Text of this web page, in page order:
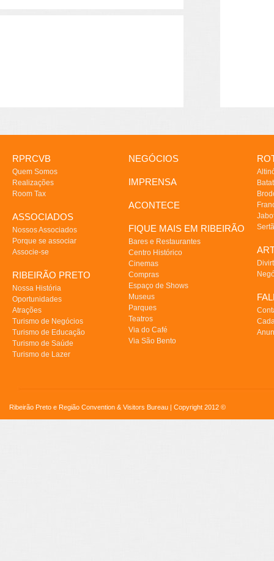
RPRCVB
Quem Somos
Realizações
Room Tax
ASSOCIADOS
Nossos Associados
Porque se associar
Associe-se
RIBEIRÃO PRETO
Nossa História
Oportunidades
Atrações
Turismo de Negócios
Turismo de Educação
Turismo de Saúde
Turismo de Lazer
NEGÓCIOS
IMPRENSA
ACONTECE
FIQUE MAIS EM RIBEIRÃO
Bares e Restaurantes
Centro Histórico
Cinemas
Compras
Espaço de Shows
Museus
Parques
Teatros
Via do Café
Via São Bento
Ribeirão Preto e Região Convention & Visitors Bureau | Copyright 2012 ©